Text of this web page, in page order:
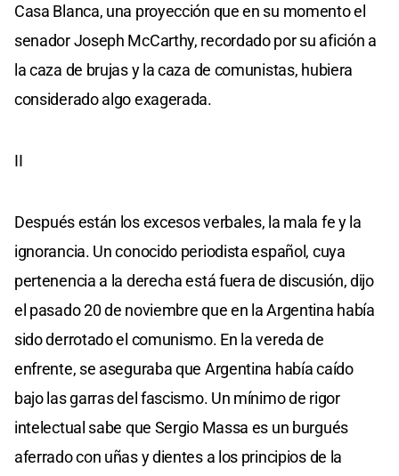
Casa Blanca, una proyección que en su momento el
senador Joseph McCarthy, recordado por su afición a
la caza de brujas y la caza de comunistas, hubiera
considerado algo exagerada.
II
Después están los excesos verbales, la mala fe y la
ignorancia. Un conocido periodista español, cuya
pertenencia a la derecha está fuera de discusión, dijo
el pasado 20 de noviembre que en la Argentina había
sido derrotado el comunismo. En la vereda de
enfrente, se aseguraba que Argentina había caído
bajo las garras del fascismo. Un mínimo de rigor
intelectual sabe que Sergio Massa es un burgués
aferrado con uñas y dientes a los principios de la